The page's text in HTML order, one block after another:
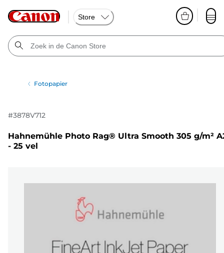
Store
Fotopapier
#3878V712
Hahnemühle Photo Rag® Ultra Smooth 305 g/m²
- 25 vel